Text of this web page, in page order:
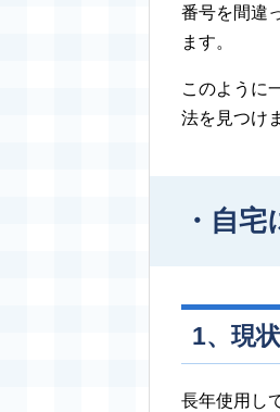
番号を間違
ます。
このように
法を見つけ
・自
1、現
長年使用し